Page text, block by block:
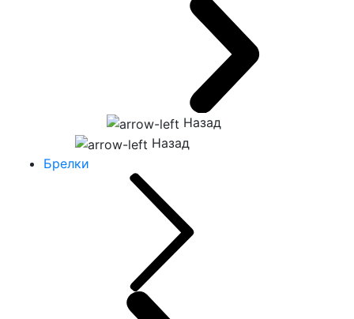
Назад
Назад
Брелки